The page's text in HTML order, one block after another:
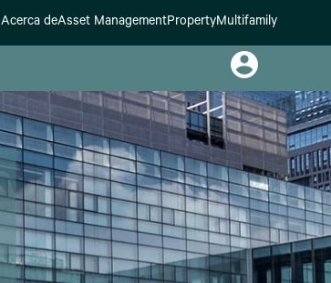
Acerca deAsset ManagementPropertyMultifamily